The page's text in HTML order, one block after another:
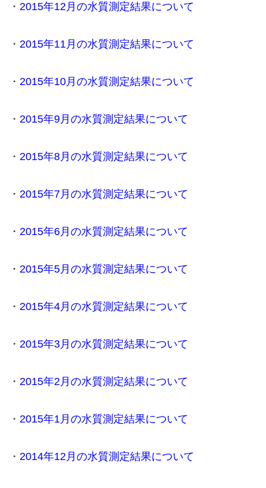
・ 2015年12月の水質測定結果について
・ 2015年11月の水質測定結果について
・ 2015年10月の水質測定結果について
・ 2015年9月の水質測定結果について
・ 2015年8月の水質測定結果について
・ 2015年7月の水質測定結果について
・ 2015年6月の水質測定結果について
・ 2015年5月の水質測定結果について
・ 2015年4月の水質測定結果について
・ 2015年3月の水質測定結果について
・ 2015年2月の水質測定結果について
・ 2015年1月の水質測定結果について
・ 2014年12月の水質測定結果について